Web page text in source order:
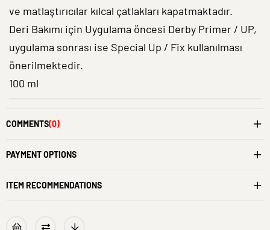
ve matlaştırıcılar kılcal çatlakları kapatmaktadır.
Deri Bakımı için Uygulama öncesi Derby Primer / UP,
uygulama sonrası ise Special Up / Fix kullanılması
önerilmektedir.
100 ml
COMMENTS(0)
PAYMENT OPTIONS
ITEM RECOMMENDATIONS